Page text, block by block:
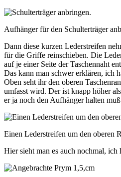
Aufhänger für den Schulterträger
Dann diese kurzen Lederstreifen
für die Griffe reinschieben. Die
auf je einer Seite der Taschennaht
Das kann man schwer erklären, ich
Oben seht ihr den oberen
umfasst wird. Der ist knapp höher
er ja noch den Aufhänger halten
Einen Lederstreifen um den oberen
Hier sieht man es auch nochmal,